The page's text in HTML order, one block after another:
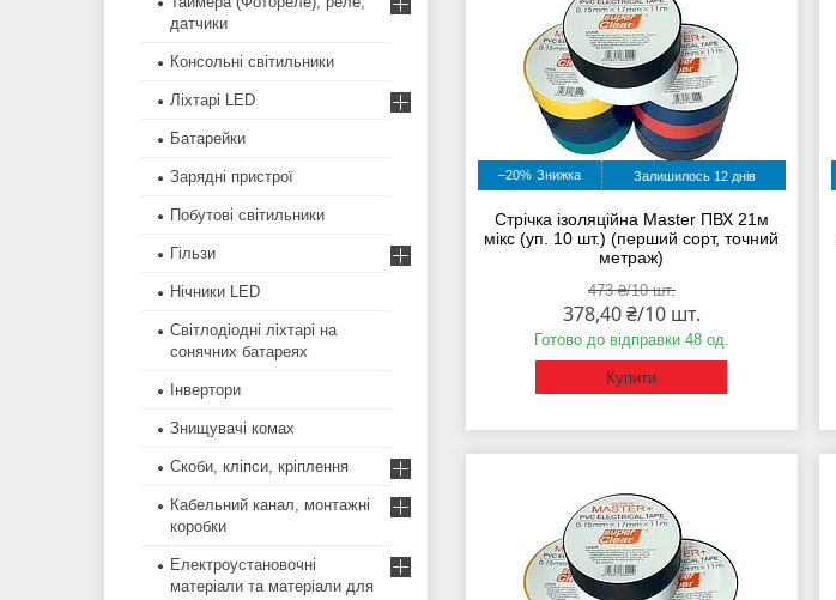
–20% Залишилось 12 днів
Стрічка ізоляційна Master ПВХ 21м
мікс (уп. 10 шт.) (перший сорт, точний
метраж)
473 ₴/10 шт.
378,40 ₴/10 шт.
Готово до відправки 48 од.
Купити
датчики
Консольні світильники
Ліхтарі LED
Батарейки
Зарядні пристрої
Побутові світильники
Гільзи
Нічники LED
Світлодіодні ліхтарі на
сонячних батареях
Інвертори
Знищувачі комах
Скоби, кліпси, кріплення
Кабельний канал, монтажні
коробки
Електроустановочні
матеріали та матеріали для